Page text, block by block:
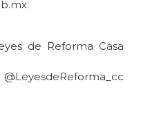
de Reforma Casa